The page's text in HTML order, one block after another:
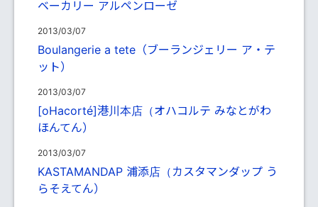
ベーカリー アルペンローゼ
2013/03/07
Boulangerie a tete（ブーランジェリー ア・テ
ット）
2013/03/07
[oHacorté]港川本店（オハコルテ みなとがわ
ほんてん）
2013/03/07
KASTAMANDAP 浦添店（カスタマンダップ う
らそえてん）